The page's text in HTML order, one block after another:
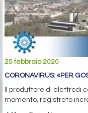
25 febbraio 2020
CORONAVIRUS: «PER
Il produttore di elettrodi
momento, registrato